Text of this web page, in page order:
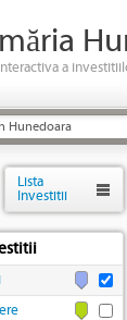
a
Lista
Investitii